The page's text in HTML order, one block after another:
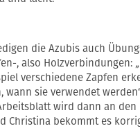
die Azubis auch
, also Holzverbindungen:
verschiedene Zapfen
wann sie verwendet
wird dann an den
Christina bekommt es